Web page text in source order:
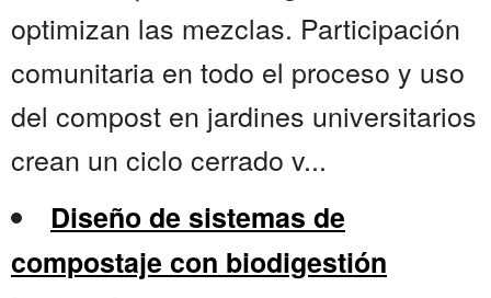
optimizan las mezclas. Participación
comunitaria en todo el proceso y uso
del compost en jardines universitarios
crean un ciclo cerrado v...
Diseño de sistemas de
compostaje con biodigestión